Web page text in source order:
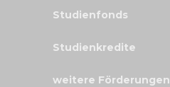
Studienfonds
Studienkredite
weitere Förderungen